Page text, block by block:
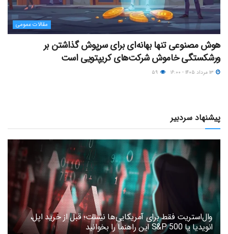
مقالات عمومی
هوش مصنوعی تنها بهانه‌ای برای سرپوش گذاشتن بر
ورشکستگی خاموش شرکت‌های کریپتویی است
پیشنهاد سردبیر
وال‌استریت فقط برای آمریکایی‌ها نیست؛ قبل از خرید اپل،
انویدیا یا S&P 500 این راهنما را بخوانید